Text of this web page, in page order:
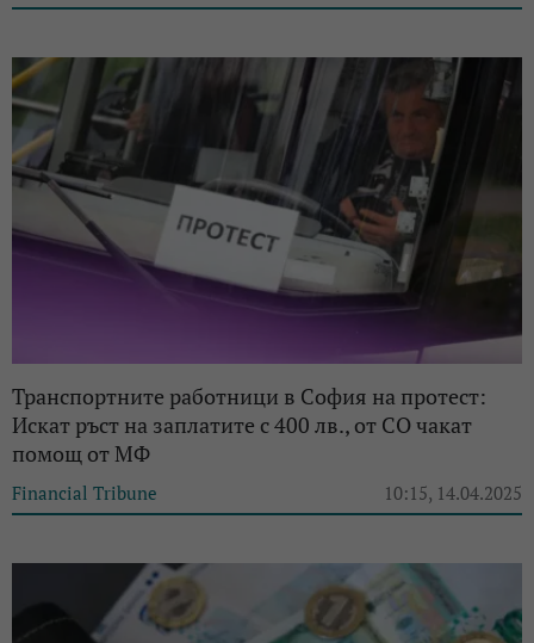
Транспортните работници в София на протест:
Искат ръст на заплатите с 400 лв., от СО чакат
помощ от МФ
Financial Tribune 10:15, 14.04.2025